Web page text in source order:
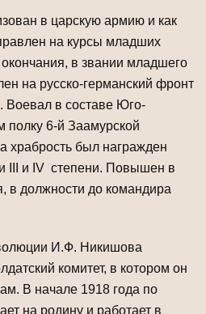
в царскую армию и как
на курсы младших
в звании младшего
на русско-германский фронт
в составе Юго-
полку 6-й Заамурской
храбрость был награжден
III и IV степени. Повышен в
в должности до командира
И.Ф. Никишова
комитет, в котором он
В начале 1918 года по
на родину и работает в